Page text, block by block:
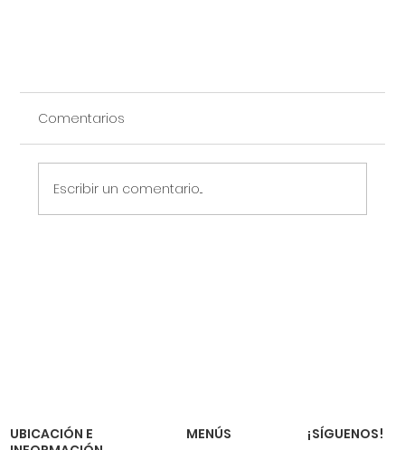
Comentarios
Escribir un comentario...
UBICACIÓN E
MENÚS ¡SÍGUENOS!